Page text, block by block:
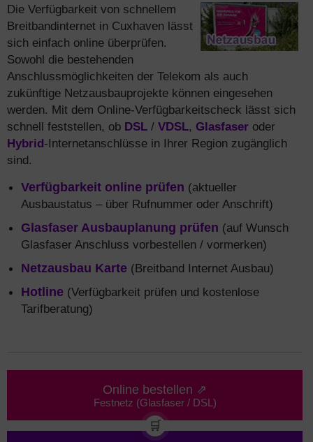
Die Verfügbarkeit von schnellem
Breitbandinternet in Cuxhaven lässt
sich einfach online überprüfen.
Sowohl die bestehenden
Anschlussmöglichkeiten der Telekom als auch
zukünftige Netzausbauprojekte können eingesehen
werden. Mit dem Online-Verfügbarkeitscheck lässt sich
schnell feststellen, ob DSL / VDSL, Glasfaser oder
Hybrid-Internetanschlüsse in Ihrer Region zugänglich
sind.
Verfügbarkeit online prüfen (aktueller
Ausbaustatus – über Rufnummer oder Anschrift)
Glasfaser Ausbauplanung prüfen (auf Wunsch
Glasfaser Anschluss vorbestellen / vormerken)
Netzausbau Karte (Breitband Internet Ausbau)
Hotline (Verfügbarkeit prüfen und kostenlose
Tarifberatung)
Online bestellen ⇗
Festnetz (Glasfaser / DSL)
🛒